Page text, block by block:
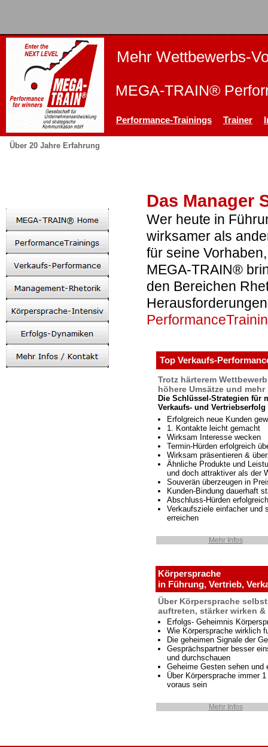
Mehr Wettbewerbs-
MEGA-TRAIN®
Performance-Trainings Trainer
Über 20 Jahre Erfahrung
Das Manager
Wer heute in
wirksamer als
für seine
MEGA-TRAIN®
den Bereichen
Top Verkaufs-
Trotz härterem
höhere Umsätze und mehr
Die Schlüssel-Strategien für
Verkaufs- und Vertriebserfolg
Erfolgreich neue Kunden
1. Kontakte leicht gemacht
Wirksam Interesse wecken
Termin-Hürden erfolgreich
Wirksam präsentieren &
Ähnliche Produkte und
und doch attraktiver als der
Souverän überzeugen in
Kunden-Bindung dauerhaft
Abschluss-Hürden
Verkaufsziele einfacher und
erreichen
Mehr Infos
Körpersprache
in Führung, Vertrieb,
Über Körpersprache
auftreten, stärker wirken
Erfolgs- Geheimnis
Wie Körpersprache wirklich
Die geheimen Signale der
Gesprächspartner besser
und durchschauen
Geheime Gesten sehen und
Über Körpersprache immer
voraus sein
Mehr Infos